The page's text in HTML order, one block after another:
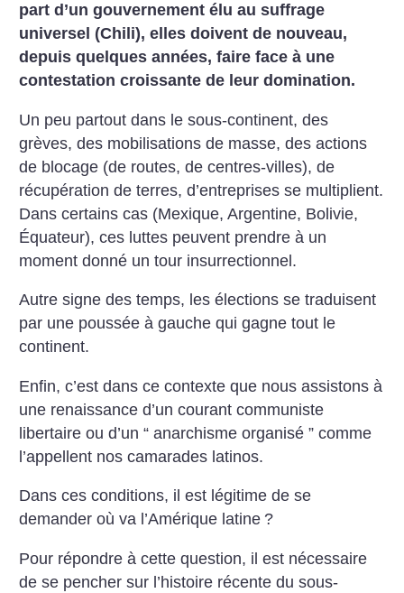
part d’un gouvernement élu au suffrage
universel (Chili), elles doivent de nouveau,
depuis quelques années, faire face à une
contestation croissante de leur domination.
Un peu partout dans le sous-continent, des
grèves, des mobilisations de masse, des actions
de blocage (de routes, de centres-villes), de
récupération de terres, d’entreprises se multiplient.
Dans certains cas (Mexique, Argentine, Bolivie,
Équateur), ces luttes peuvent prendre à un
moment donné un tour insurrectionnel.
Autre signe des temps, les élections se traduisent
par une poussée à gauche qui gagne tout le
continent.
Enfin, c’est dans ce contexte que nous assistons à
une renaissance d’un courant communiste
libertaire ou d’un “ anarchisme organisé ” comme
l’appellent nos camarades latinos.
Dans ces conditions, il est légitime de se
demander où va l’Amérique latine ?
Pour répondre à cette question, il est nécessaire
de se pencher sur l’histoire récente du sous-